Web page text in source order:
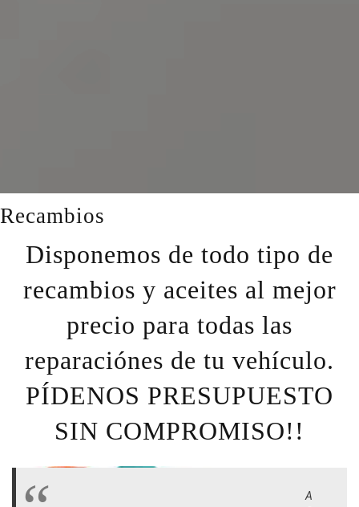
Recambios
Disponemos de todo tipo de
recambios y aceites al mejor
precio para todas las
reparaciónes de tu vehículo.
PÍDENOS PRESUPUESTO
SIN COMPROMISO!!
A